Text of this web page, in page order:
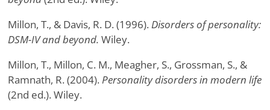
Millon, T., & Davis, R. D. (1996). Disorders of personality:
DSM-IV and beyond. Wiley.
Millon, T., Millon, C. M., Meagher, S., Grossman, S., &
Ramnath, R. (2004). Personality disorders in modern life
(2nd ed.). Wiley.